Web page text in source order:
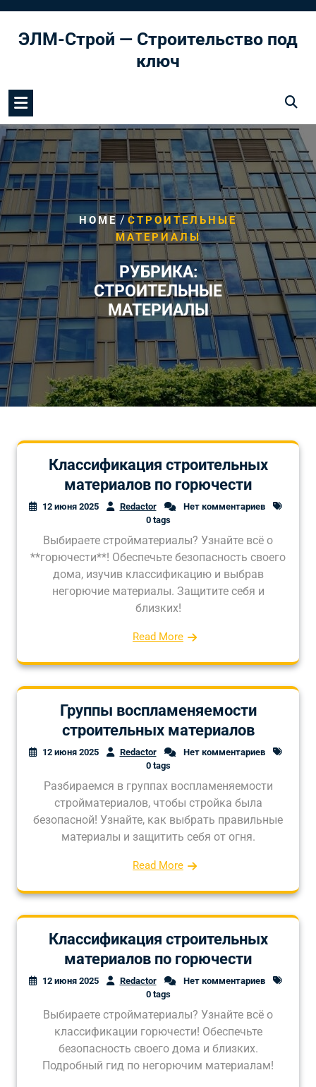
содержимому
ЭЛМ-Строй — Строительство под
ключ
HOME/СТРОИТЕЛЬНЫЕ
МАТЕРИАЛЫ
РУБРИКА:
СТРОИТЕЛЬНЫЕ
МАТЕРИАЛЫ
Классификация строительных
материалов по горючести
12 июня 2025 Redactor
Нет комментариев
0 tags
Выбираете стройматериалы? Узнайте всё о
**горючести**! Обеспечьте безопасность своего
дома, изучив классификацию и выбрав
негорючие материалы. Защитите себя и
близких!
Read More
Группы воспламеняемости
строительных материалов
12 июня 2025 Redactor
Нет комментариев
0 tags
Разбираемся в группах воспламеняемости
стройматериалов, чтобы стройка была
безопасной! Узнайте, как выбрать правильные
материалы и защитить себя от огня.
Read More
Классификация строительных
материалов по горючести
12 июня 2025 Redactor
Нет комментариев
0 tags
Выбираете стройматериалы? Узнайте всё о
классификации горючести! Обеспечьте
безопасность своего дома и близких.
Подробный гид по негорючим материалам!